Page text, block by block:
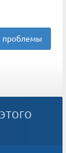
проблемы